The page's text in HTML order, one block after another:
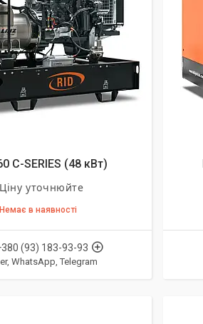
C-SERIES (48 кВт)
Ціну уточнюйте
Немає в наявності
(93) 183-93-93
WhatsApp, Telegram